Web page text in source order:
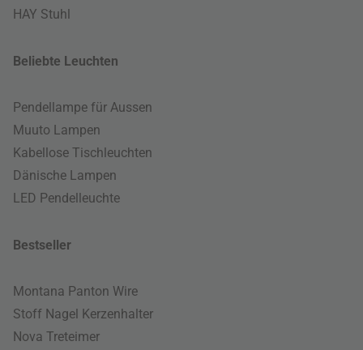
HAY Stuhl
Beliebte Leuchten
Pendellampe für Aussen
Muuto Lampen
Kabellose Tischleuchten
Dänische Lampen
LED Pendelleuchte
Bestseller
Montana Panton Wire
Stoff Nagel Kerzenhalter
Nova Treteimer